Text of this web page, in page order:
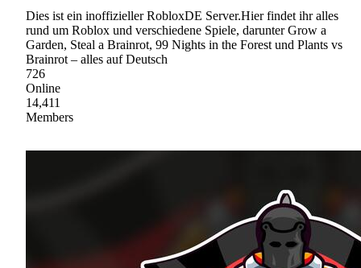
Dies ist ein inoffizieller RobloxDE Server.Hier findet ihr alles
rund um Roblox und verschiedene Spiele, darunter Grow a
Garden, Steal a Brainrot, 99 Nights in the Forest und Plants vs
Brainrot – alles auf Deutsch
726
Online
14,411
Members